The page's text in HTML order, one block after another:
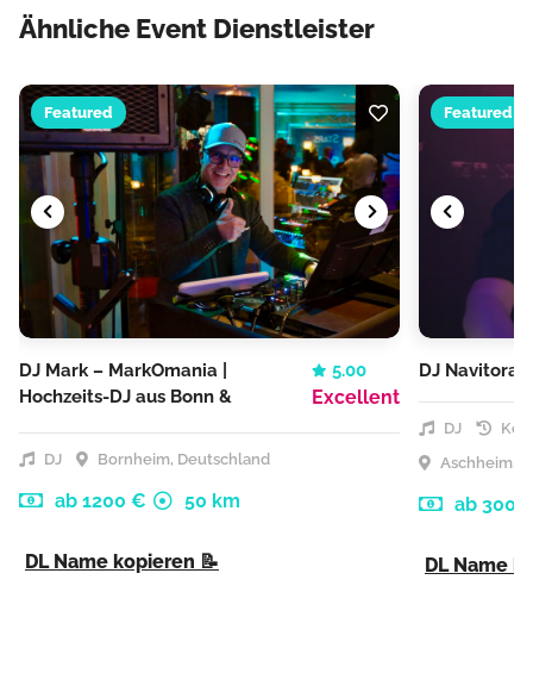
Ähnliche Event Dienstleister
Featured
DJ Mark – MarkOmania |
Hochzeits-DJ aus Bonn &
5.00
Excellent
DJ Bornheim, Deutschland
ab 1200 € 50 km
DL Name kopieren 📝
Featured
DJ Navitora
DJ
Aschheim,
ab 300
DL Name